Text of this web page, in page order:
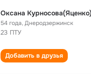
Оксана Курносова(Яценко)
54 года,Днеродзержинск
23 ПТУ
Добавить в друзья